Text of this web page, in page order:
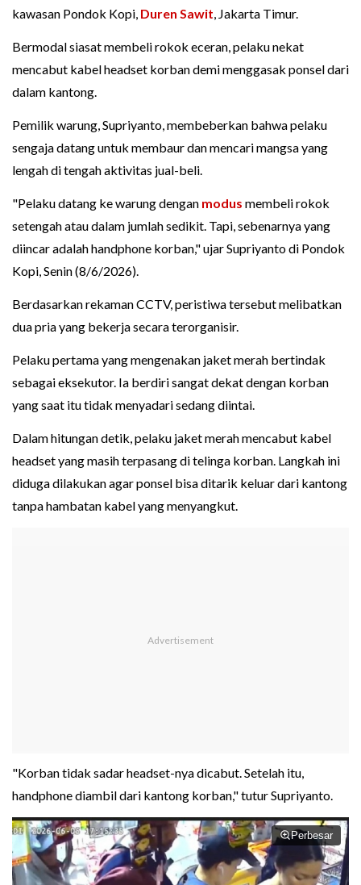
kawasan Pondok Kopi, Duren Sawit, Jakarta Timur.
Bermodal siasat membeli rokok eceran, pelaku nekat
mencabut kabel headset korban demi menggasak ponsel dari
dalam kantong.
Pemilik warung, Supriyanto, membeberkan bahwa pelaku
sengaja datang untuk membaur dan mencari mangsa yang
lengah di tengah aktivitas jual-beli.
"Pelaku datang ke warung dengan modus membeli rokok
setengah atau dalam jumlah sedikit. Tapi, sebenarnya yang
diincar adalah handphone korban," ujar Supriyanto di Pondok
Kopi, Senin (8/6/2026).
Berdasarkan rekaman CCTV, peristiwa tersebut melibatkan
dua pria yang bekerja secara terorganisir.
Pelaku pertama yang mengenakan jaket merah bertindak
sebagai eksekutor. Ia berdiri sangat dekat dengan korban
yang saat itu tidak menyadari sedang diintai.
Dalam hitungan detik, pelaku jaket merah mencabut kabel
headset yang masih terpasang di telinga korban. Langkah ini
diduga dilakukan agar ponsel bisa ditarik keluar dari kantong
tanpa hambatan kabel yang menyangkut.
"Korban tidak sadar headset-nya dicabut. Setelah itu,
handphone diambil dari kantong korban," tutur Supriyanto.
Perbesar